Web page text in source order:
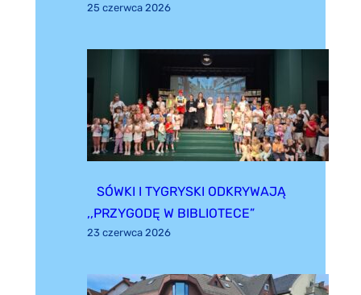
25 czerwca 2026
SÓWKI I TYGRYSKI ODKRYWAJĄ
,,PRZYGODĘ W BIBLIOTECE”
23 czerwca 2026